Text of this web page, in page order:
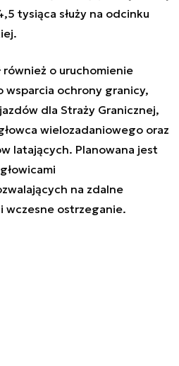
tysiąca służy na odcinku
również o uruchomienie
ochrony granicy,
dla Straży Granicznej,
wielozadaniowego oraz
latających. Planowana jest
na zdalne
wczesne ostrzeganie.